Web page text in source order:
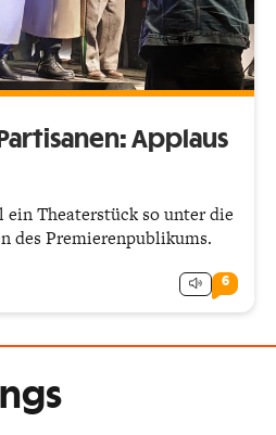
Applaus
Theaterstück so unter die
des Premierenpublikums.
6